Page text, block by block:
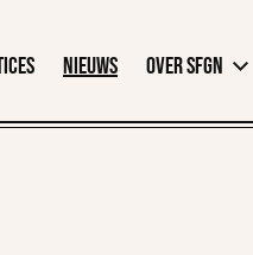
Nieuws Over SFGN